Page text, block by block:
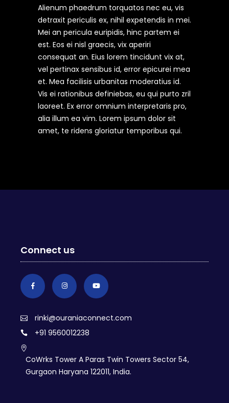
Alienum phaedrum torquatos nec eu, vis
detraxit periculis ex, nihil expetendis in mei.
Mei an pericula euripidis, hinc partem ei
est. Eos ei nisl graecis, vix aperiri
consequat an. Eius lorem tincidunt vix at,
vel pertinax sensibus id, error epicurei mea
et. Mea facilisis urbanitas moderatius id.
Vis ei rationibus definiebas, eu qui purto zril
laoreet. Ex error omnium interpretaris pro,
alia illum ea vim. Lorem ipsum dolor sit
amet, te ridens gloriatur temporibus qui.
Connect us
rinki@ouraniaconnect.com
+91 9560012238
CoWrks Tower A Paras Twin Towers Sector 54,
Gurgaon Haryana 122011, India.